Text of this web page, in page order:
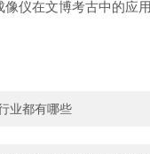
在文博考古中的应用
业都有哪些